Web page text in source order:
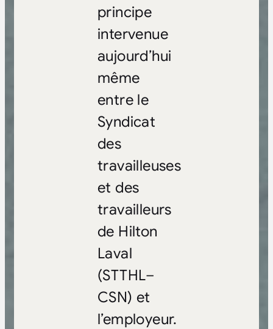
principe
intervenue
aujourd’hui
même
entre le
Syndicat
des
travailleuses
et des
travailleurs
de Hilton
Laval
(STTHL–
CSN) et
l’employeur.